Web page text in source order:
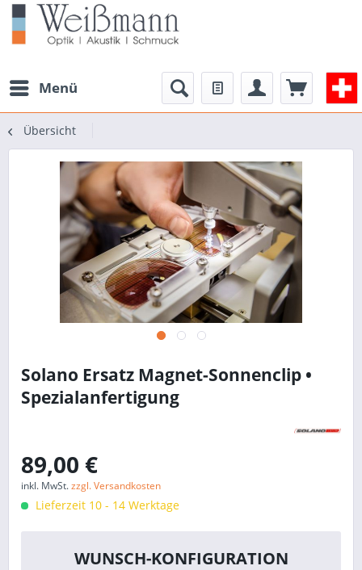
Menü
Übersicht
Solano Ersatz Magnet-Sonnenclip •
Spezialanfertigung
89,00 €
inkl. MwSt.zzgl. Versandkosten
Lieferzeit 10 - 14 Werktage
WUNSCH-KONFIGURATION